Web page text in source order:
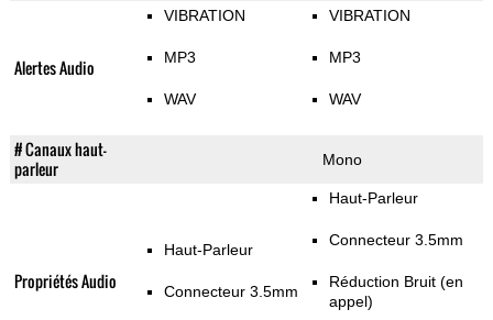
Alertes Audio
VIBRATION
MP3
WAV
VIBRATION
MP3
WAV
# Canaux haut-
parleur
Mono
Propriétés Audio
Haut-Parleur
Connecteur 3.5mm
Haut-Parleur
Connecteur 3.5mm
Réduction Bruit (en
appel)